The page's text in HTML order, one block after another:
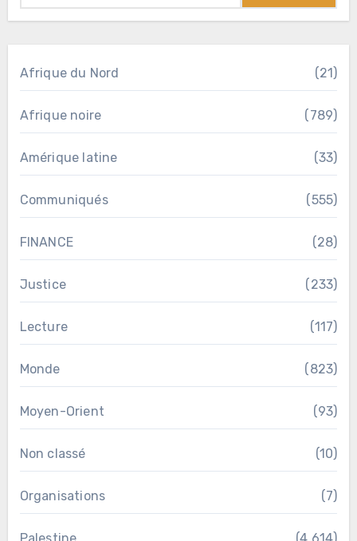
Afrique du Nord (21)
Afrique noire (789)
Amérique latine (33)
Communiqués (555)
FINANCE (28)
Justice (233)
Lecture (117)
Monde (823)
Moyen-Orient (93)
Non classé (10)
Organisations (7)